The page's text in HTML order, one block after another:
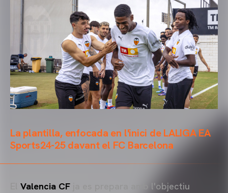
La plantilla, enfocada en l'inici de LALIGA EA
Sports24-25 davant el FC Barcelona
Valencia CF ja es prepara amb l'objectiu